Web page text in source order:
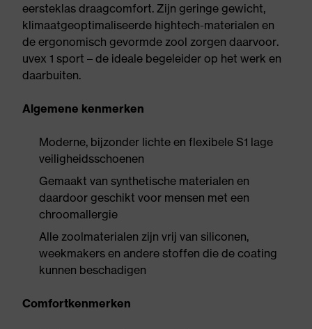
eersteklas draagcomfort. Zijn geringe gewicht,
klimaatgeoptimaliseerde hightech-materialen en
de ergonomisch gevormde zool zorgen daarvoor.
uvex 1 sport – de ideale begeleider op het werk en
daarbuiten.
Algemene kenmerken
Moderne, bijzonder lichte en flexibele S1 lage
veiligheidsschoenen
Gemaakt van synthetische materialen en
daardoor geschikt voor mensen met een
chroomallergie
Alle zoolmaterialen zijn vrij van siliconen,
weekmakers en andere stoffen die de coating
kunnen beschadigen
Comfortkenmerken